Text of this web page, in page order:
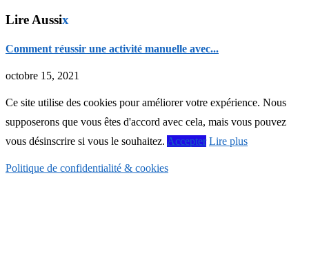
Lire Aussix
Comment réussir une activité manuelle avec...
octobre 15, 2021
Ce site utilise des cookies pour améliorer votre expérience. Nous
supposerons que vous êtes d'accord avec cela, mais vous pouvez
vous désinscrire si vous le souhaitez. Accepter Lire plus
Politique de confidentialité & cookies